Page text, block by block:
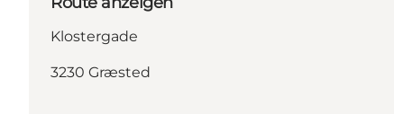
Klostergade
3230 Græsted